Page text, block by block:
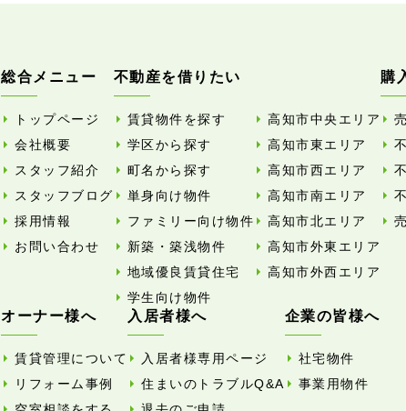
総合メニュー
トップページ
会社概要
スタッフ紹介
スタッフブログ
採用情報
お問い合わせ
不動産を借りたい
賃貸物件を探す
学区から探す
町名から探す
単身向け物件
ファミリー向け物件
新築・築浅物件
地域優良賃貸住宅
学生向け物件
高知市中央エリア
高知市東エリア
高知市西エリア
高知市南エリア
高知市北エリア
高知市外東エリア
高知市外西エリア
購
オーナー様へ
賃貸管理について
リフォーム事例
入居者様へ
入居者様専用ページ
住まいのトラブルQ&A
企業の皆様へ
社宅物件
事業用物件